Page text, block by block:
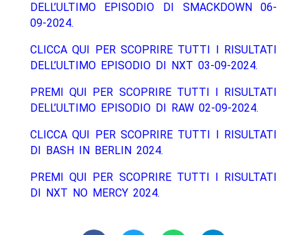
DELL’ULTIMO EPISODIO DI SMACKDOWN 06-
09-2024.
CLICCA QUI PER SCOPRIRE TUTTI I RISULTATI
DELL’ULTIMO EPISODIO DI NXT 03-09-2024.
PREMI QUI PER SCOPRIRE TUTTI I RISULTATI
DELL’ULTIMO EPISODIO DI RAW 02-09-2024.
CLICCA QUI PER SCOPRIRE TUTTI I RISULTATI
DI BASH IN BERLIN 2024.
PREMI QUI PER SCOPRIRE TUTTI I RISULTATI
DI NXT NO MERCY 2024.